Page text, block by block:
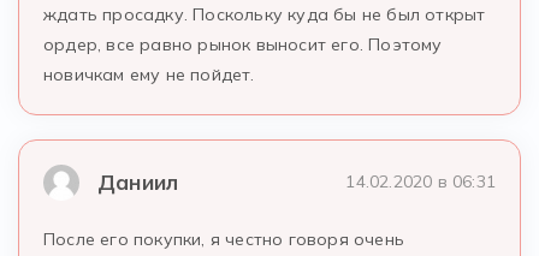
ждать просадку. Поскольку куда бы не был открыт
ордер, все равно рынок выносит его. Поэтому
новичкам ему не пойдет.
Даниил 14.02.2020 в 06:31
После его покупки, я честно говоря очень